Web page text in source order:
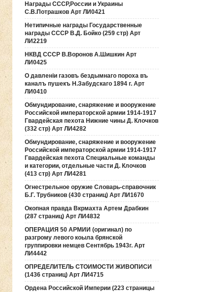
Награды СССР,России и Украины
С.В.Потрашков Арт ЛИ0421
Нетипичные награды Государственные
награды СССР В.Д. Бойко (259 стр) Арт
ЛИ2219
НКВД СССР В.Воронов А.Шишкин Арт
ЛИ0425
О давленiи газовъ бездымнаго пороха въ
каналъ пушекъ Н.Забудскаго 1894 г. Арт
ЛИ0410
Обмундирование, снаряжение и вооружение
Российской императорской армии 1914-1917
Гвардейская пехота Нижние чины Д. Клочков
(332 стр) Арт ЛИ4282
Обмундирование, снаряжение и вооружение
Российской императорской армии 1914-1917
Гвардейская пехота Специальные команды
и категории, отдельные части Д. Клочков
(413 стр) Арт ЛИ4281
Огнестрельное оружие Словарь-справочник
Б.Г. Трубников (430 страниц) Арт ЛИ1670
Окопная правда Вкрмахта Артем Драбкин
(287 страниц) Арт ЛИ4832
ОПЕРАЦИЯ 50 АРМИИ (оригинал) по
разгрому левого коыла брянской
группировки немцев Сентябрь 1943г. Арт
ЛИ4442
ОПРЕДЕЛИТЕЛЬ СТОИМОСТИ ЖИВОПИСИ
(1436 страниц) Арт ЛИ4715
Ордена Российской Империи (223 страницы